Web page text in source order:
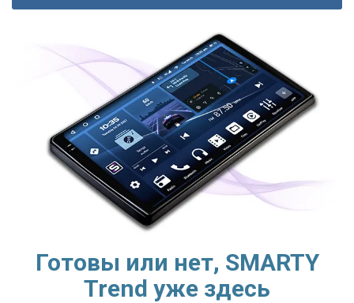
Готовы или нет, SMARTY
Trend уже здесь